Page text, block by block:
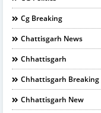
Cg Breaking
Chattisgarh News
Chhattisgarh
Chhattisgarh Breaking
Chhattisgarh New